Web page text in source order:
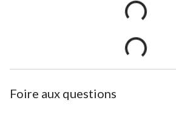
Foire aux questions